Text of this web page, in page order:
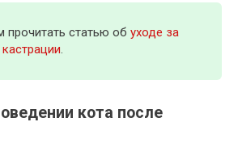
прочитать статью об уходе за
.
кота после